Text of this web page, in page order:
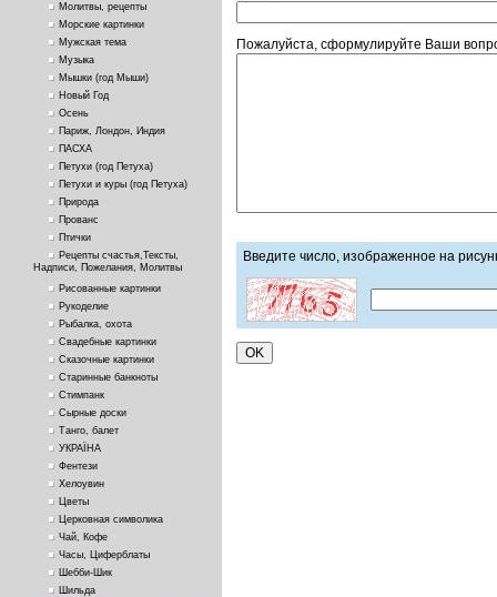
Молитвы, рецепты
Морские картинки
Мужская тема
Музыка
Мышки (год Мыши)
Новый Год
Осень
Париж, Лондон, Индия
ПАСХА
Петухи (год Петуха)
Петухи и куры (год Петуха)
Природа
Прованс
Птички
Рецепты счастья,Тексты,
Надписи, Пожелания, Молитвы
Рисованные картинки
Рукоделие
Рыбалка, охота
Свадебные картинки
Сказочные картинки
Старинные банкноты
Стимпанк
Сырные доски
Танго, балет
УКРАЇНА
Фентези
Хелоувин
Цветы
Церковная символика
Чай, Кофе
Часы, Циферблаты
Шебби-Шик
Шильда
Пожалуйста, сформулируйте Ваши
Введите число, изображенное на